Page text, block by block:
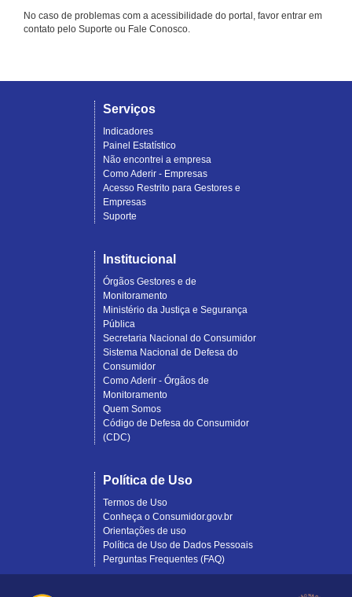
No caso de problemas com a acessibilidade do portal, favor entrar em
contato pelo Suporte ou Fale Conosco.
Serviços
Indicadores
Painel Estatístico
Não encontrei a empresa
Como Aderir - Empresas
Acesso Restrito para Gestores e
Empresas
Suporte
Institucional
Órgãos Gestores e de
Monitoramento
Ministério da Justiça e Segurança
Pública
Secretaria Nacional do Consumidor
Sistema Nacional de Defesa do
Consumidor
Como Aderir - Órgãos de
Monitoramento
Quem Somos
Código de Defesa do Consumidor
(CDC)
Política de Uso
Termos de Uso
Conheça o Consumidor.gov.br
Orientações de uso
Política de Uso de Dados Pessoais
Perguntas Frequentes (FAQ)